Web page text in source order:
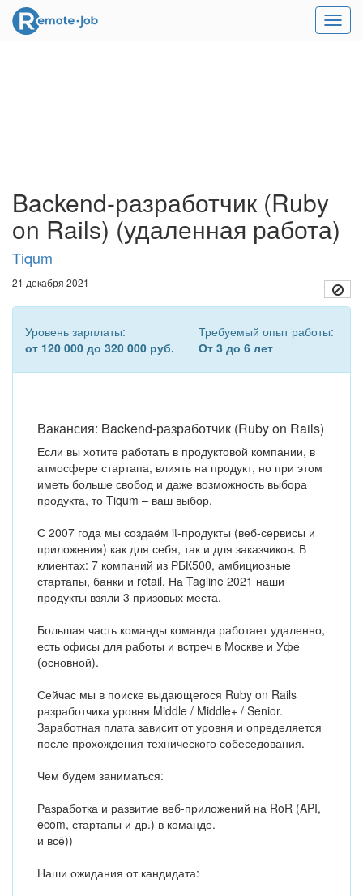
Меню
Backend-разработчик (Ruby
on Rails) (удаленная работа)
Tiqum
21 декабря 2021
Уровень зарплаты:
от 120 000 до 320 000 руб.
Требуемый опыт работы:
От 3 до 6 лет
Вакансия: Backend-разработчик (Ruby on Rails)
Если вы хотите работать в продуктовой компании, в
атмосфере стартапа, влиять на продукт, но при этом
иметь больше свобод и даже возможность выбора
продукта, то Tiqum – ваш выбор.
С 2007 года мы создаём it-продукты (веб-сервисы и
приложения) как для себя, так и для заказчиков. В
клиентах: 7 компаний из РБК500, амбициозные
стартапы, банки и retail. На Tagline 2021 наши
продукты взяли 3 призовых места.
Большая часть команды команда работает удаленно,
есть офисы для работы и встреч в Москве и Уфе
(основной).
Сейчас мы в поиске выдающегося Ruby on Rails
разработчика уровня Middle / Middle+ / Senior.
Заработная плата зависит от уровня и определяется
после прохождения технического собеседования.
Чем будем заниматься:
Разработка и развитие веб-приложений на RoR (API,
ecom, стартапы и др.) в команде.
и всё))
Наши ожидания от кандидата: